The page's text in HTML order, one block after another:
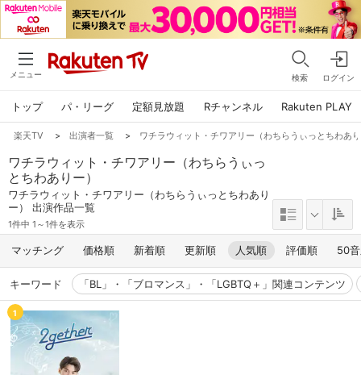
メニュー 検索 ログイン
トップ パ・リーグ 定額見放題 Rチャンネル Rakuten PLAY
楽天TV > 出演者一覧 > ワチラウィット・チワアリー（わちらうぃっとちわあ
ワチラウィット・チワアリー（わちらうぃっ
とちわありー）
ワチラウィット・チワアリー（わちらうぃっとちわあり
ー） 出演作品一覧
1件中 1～1件を表示
マッチング 価格順 新着順 更新順 人気順 評価順 50
キーワード 「BL」・「ブロマンス」・「LGBTQ＋」関連コンテンツ
1